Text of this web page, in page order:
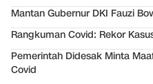
Mantan Gubernur DKI Fauzi
Rangkuman Covid: Rekor
Pemerintah Didesak Minta
Covid